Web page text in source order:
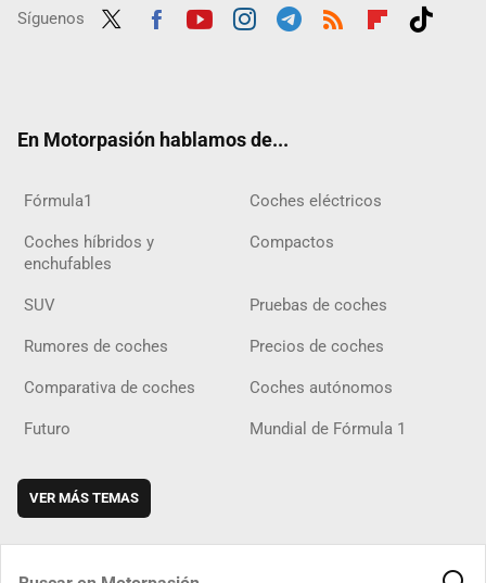
Síguenos
En Motorpasión hablamos de...
Fórmula1 Coches eléctricos
Coches híbridos y
enchufables
Compactos
SUV Pruebas de coches
Rumores de coches Precios de coches
Comparativa de coches Coches autónomos
Futuro Mundial de Fórmula 1
VER MÁS TEMAS